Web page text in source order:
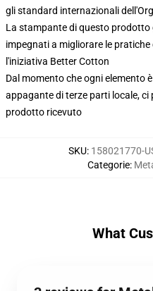
gli standard internazionali
La stampante di questo
impegnati a migliorare le
l'iniziativa Better Cotton
Dal momento che ogni elemento
appagante di terze parti locale, ci
prodotto ricevuto
SKU: 158021770-
Categorie:
What